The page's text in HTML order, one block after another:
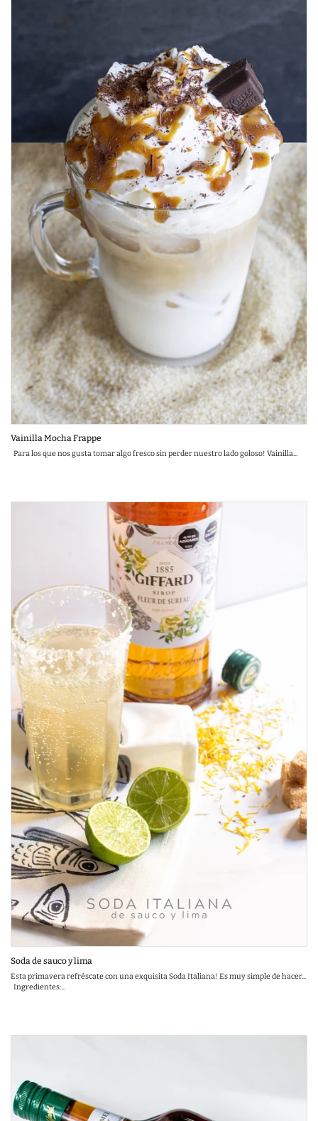
Vainilla Mocha Frappe
Para los que nos gusta tomar algo fresco sin perder nuestro lado goloso! Vainilla...
Soda de sauco y lima
Esta primavera refréscate con una exquisita Soda Italiana! Es muy simple de hacer...
Ingredientes:...